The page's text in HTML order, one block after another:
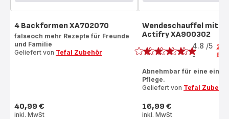
4 Backformen XA702070
falseoch mehr Rezepte für Freunde
und Familie
Geliefert von Tefal Zubehör
Preis
40,99 €
inkl. MwSt
Wendeschauffel mit
Actifry XA900302
Bewertung
4.8 /5
-
22
Abnehmbar für eine
Pflege.
Geliefert von Tefal
Preis
16,99 €
inkl. MwSt